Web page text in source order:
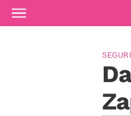
Ir al contenido principal